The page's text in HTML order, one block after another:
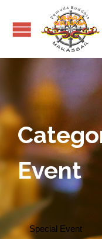
Event
Special Event